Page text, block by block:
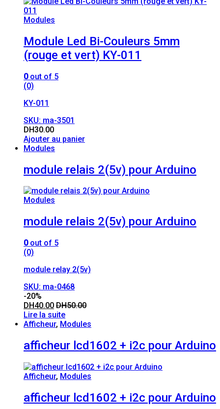
Modules
Module Led Bi-Couleurs 5mm
(rouge et vert) KY-011
0out of 5
(0)
KY-011
SKU: ma-3501
DH30.00
Ajouter au panier
Modules
module relais 2(5v) pour Arduino
Modules
module relais 2(5v) pour Arduino
0out of 5
(0)
module relay 2(5v)
SKU: ma-0468
-20%
DH40.00 DH50.00
Lire la suite
Afficheur, Modules
afficheur lcd1602 + i2c pour Arduino
Afficheur, Modules
afficheur lcd1602 + i2c pour Arduino